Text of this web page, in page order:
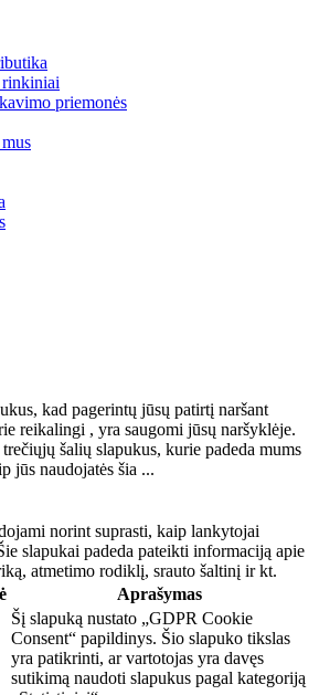
priemonės
kad pagerintų jūsų patirtį naršant
reikalingi , yra saugomi jūsų naršyklėje.
šalių slapukus, kurie padeda mums
jūs naudojatės šia ...
norint suprasti, kaip lankytojai
slapukai padeda pateikti informaciją apie
atmetimo rodiklį, srauto šaltinį ir kt.
Aprašymas
Šį slapuką nustato „GDPR Cookie
Consent“ papildinys. Šio slapuko tikslas
yra patikrinti, ar vartotojas yra davęs
sutikimą naudoti slapukus pagal kategoriją